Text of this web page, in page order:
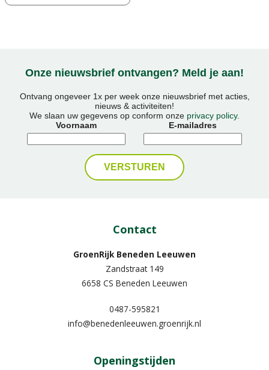
Onze nieuwsbrief ontvangen? Meld je aan!
Ontvang ongeveer 1x per week onze nieuwsbrief met acties,
nieuws & activiteiten!
We slaan uw gegevens op conform onze privacy policy.
Voornaam
E-mailadres
Contact
GroenRijk Beneden Leeuwen​
Zandstraat 149
6658 CS Beneden Leeuwen
0487-595821
info@benedenleeuwen.groenrijk.nl
Openingstijden